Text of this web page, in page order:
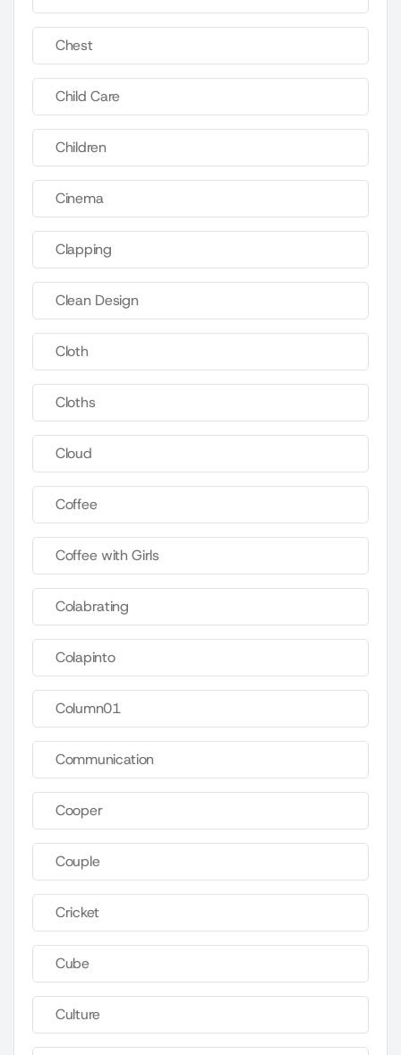
Chest
Child Care
Children
Cinema
Clapping
Clean Design
Cloth
Cloths
Cloud
Coffee
Coffee with Girls
Colabrating
Colapinto
Column01
Communication
Cooper
Couple
Cricket
Cube
Culture